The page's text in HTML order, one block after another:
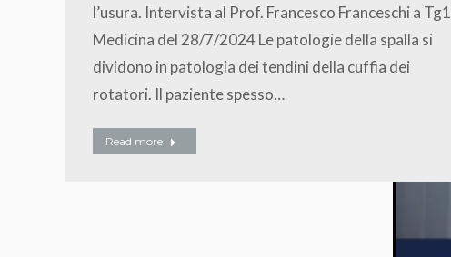
l’usura. Intervista al Prof. Francesco Franceschi a Tg1
Medicina del 28/7/2024 Le patologie della spalla si
dividono in patologia dei tendini della cuffia dei
rotatori. Il paziente spesso…
Read more